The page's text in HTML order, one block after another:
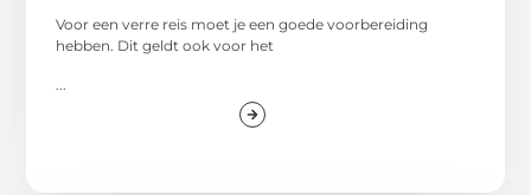
Voor een verre reis moet je een goede voorbereiding
hebben. Dit geldt ook voor het